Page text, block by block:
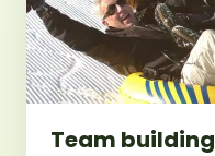
Team building